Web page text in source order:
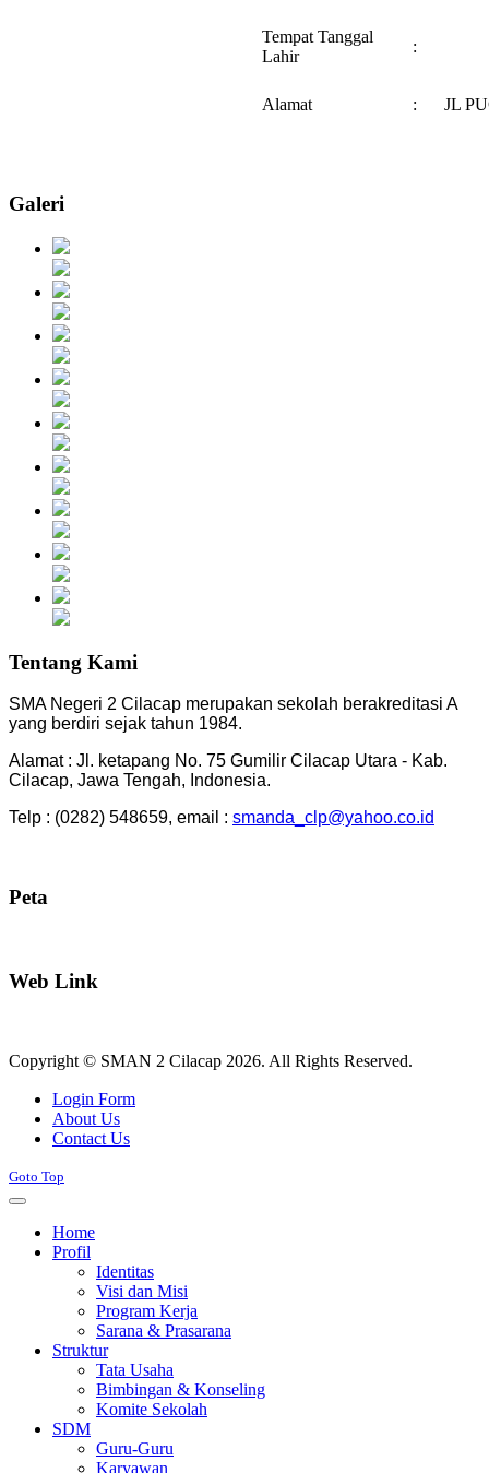
Tempat Tanggal
Lahir
:
Alamat : JL
Galeri
Tentang Kami
SMA Negeri 2 Cilacap merupakan sekolah berakreditasi A
yang berdiri sejak tahun 1984.
Alamat : Jl. ketapang No. 75 Gumilir Cilacap Utara - Kab.
Cilacap, Jawa Tengah, Indonesia.
Telp : (0282) 548659, email : smanda_clp@yahoo.co.id
Peta
Web Link
Copyright © SMAN 2 Cilacap 2026. All Rights Reserved.
Login Form
About Us
Contact Us
Goto Top
Home
Profil
Identitas
Visi dan Misi
Program Kerja
Sarana & Prasarana
Struktur
Tata Usaha
Bimbingan & Konseling
Komite Sekolah
SDM
Guru-Guru
Karyawan